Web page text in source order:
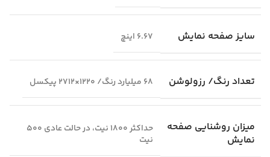
سایز صفحه نمایش 6.67 اینچ
تعداد رنگ/ رزولوشن 68 میلیارد رنگ/ 1220×2712 پیکسل
میزان روشنایی صفحه
نمایش
حداکثر 1800 نیت، در حالت عادی 500
نیت